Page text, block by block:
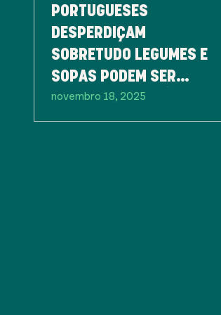
PORTUGUESES
DESPERDIÇAM
SOBRETUDO LEGUMES E
SOPAS PODEM SER
PARTE DA SOLUÇÃO
novembro 18, 2025